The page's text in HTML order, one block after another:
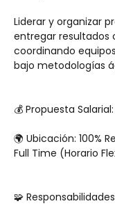
Liderar y organizar
entregar resultados
coordinando
bajo metodologías
💰 Propuesta
🌍 Ubicación: 100%
Full Time (Horario
🧩